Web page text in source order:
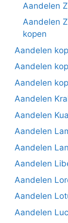
Aandelen
Aandelen
kopen
Aandelen
Aandelen
Aandelen
Aandelen
Aandelen
Aandelen
Aandelen
Aandelen
Aandelen
Aandelen
Aandelen